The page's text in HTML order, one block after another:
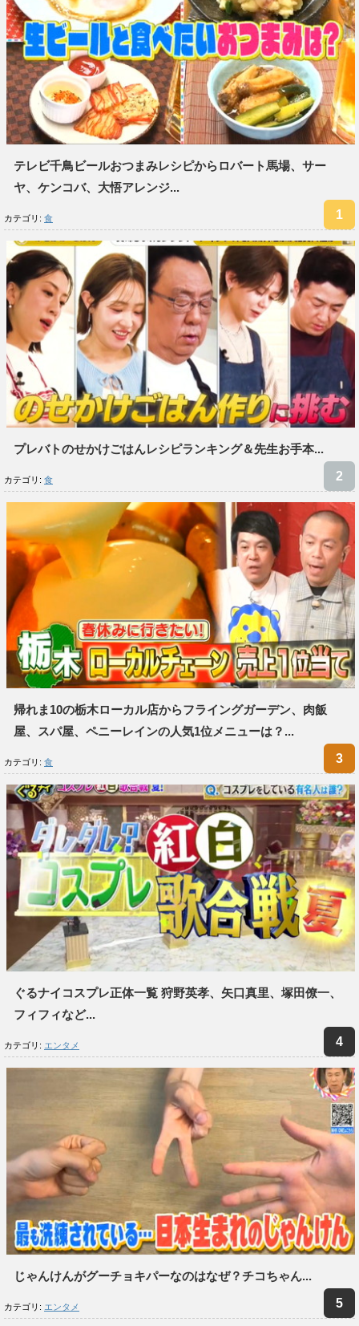
テレビ千鳥ビールおつまみレシピからロバート馬場、サー
ヤ、ケンコバ、大悟アレンジ...
カテゴリ: 食
プレバトのせかけごはんレシピランキング＆先生お手本...
カテゴリ: 食
帰れま10の栃木ローカル店からフライングガーデン、肉飯
屋、スパ屋、ペニーレインの人気1位メニューは？...
カテゴリ: 食
ぐるナイコスプレ正体一覧 狩野英孝、矢口真里、塚田僚一、
フィフィなど...
カテゴリ: エンタメ
じゃんけんがグーチョキパーなのはなぜ？チコちゃん...
カテゴリ: エンタメ